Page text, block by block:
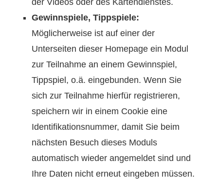
der Videos oder des Kartendienstes.
Gewinnspiele, Tippspiele:
Möglicherweise ist auf einer der
Unterseiten dieser Homepage ein Modul
zur Teilnahme an einem Gewinnspiel,
Tippspiel, o.ä. eingebunden. Wenn Sie
sich zur Teilnahme hierfür registrieren,
speichern wir in einem Cookie eine
Identifikationsnummer, damit Sie beim
nächsten Besuch dieses Moduls
automatisch wieder angemeldet sind und
Ihre Daten nicht erneut eingeben müssen.